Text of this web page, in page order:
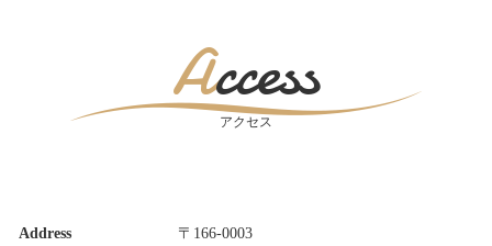
Access
アクセス
Address
〒166-0003